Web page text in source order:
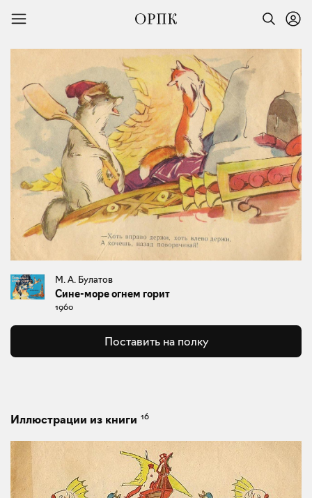
М. А. Булатов
Сине-море огнем горит
1960
Поставить на полку
Иллюстрации из книги 16